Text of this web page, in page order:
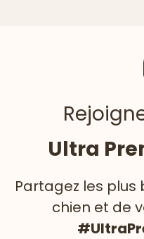
Ultra
Partagez les
chien et de